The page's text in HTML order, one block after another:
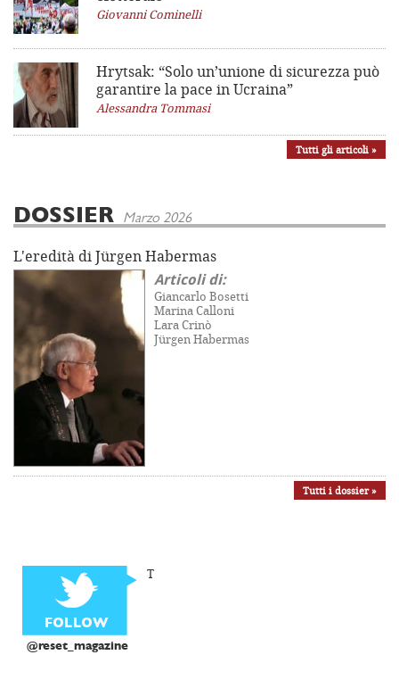
Giovanni Cominelli
Hrytsak: “Solo un’unione di sicurezza può
garantire la pace in Ucraina”
Alessandra Tommasi
Tutti gli articoli »
DOSSIER Marzo 2026
L'eredità di Jürgen Habermas
Articoli di:
Giancarlo Bosetti
Marina Calloni
Lara Crinò
Jürgen Habermas
Tutti i dossier »
@reset_magazine
T